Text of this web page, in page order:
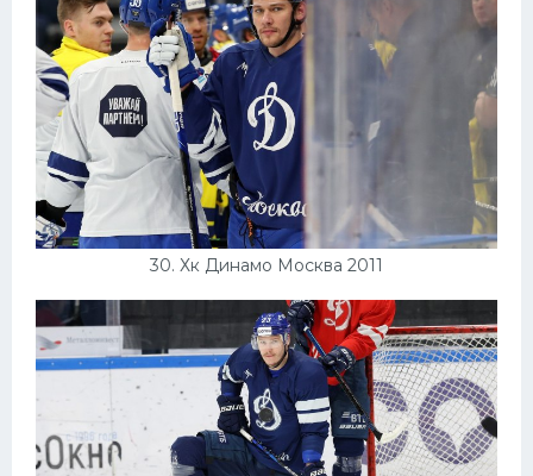
30. Хк Динамо Москва 2011